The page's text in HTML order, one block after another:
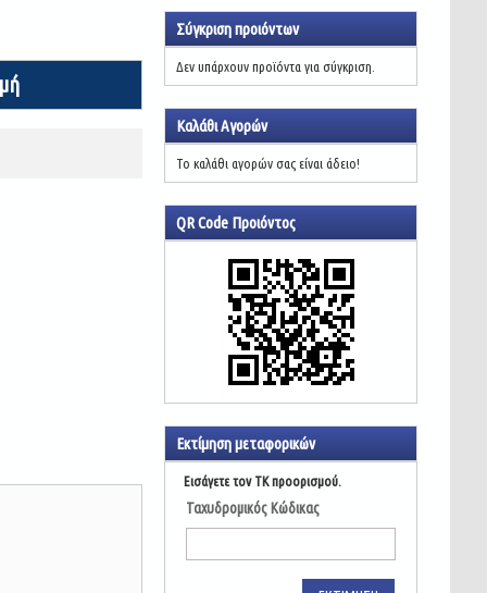
Σύγκριση προιόντων
Δεν υπάρχουν προϊόντα για σύγκριση.
Καλάθι Αγορών
Το καλάθι αγορών σας είναι άδειο!
QR Code Προιόντος
Εκτίμηση μεταφορικών
Εισάγετε τον ΤΚ προορισμού.
Ταχυδρομικός Κώδικας